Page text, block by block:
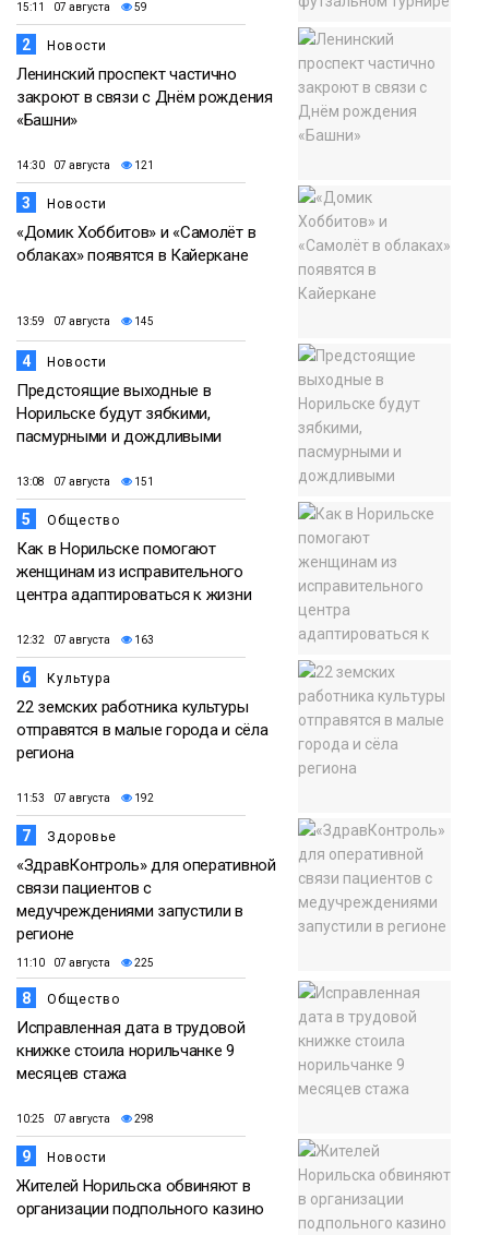
15:11 07 августа 59
2 Новости
Ленинский проспект частично
закроют в связи с Днём рождения
«Башни»
14:30 07 августа 121
3 Новости
«Домик Хоббитов» и «Самолёт в
облаках» появятся в Кайеркане
13:59 07 августа 145
4 Новости
Предстоящие выходные в
Норильске будут зябкими,
пасмурными и дождливыми
13:08 07 августа 151
5 Общество
Как в Норильске помогают
женщинам из исправительного
центра адаптироваться к жизни
12:32 07 августа 163
6 Культура
22 земских работника культуры
отправятся в малые города и сёла
региона
11:53 07 августа 192
7 Здоровье
«ЗдравКонтроль» для оперативной
связи пациентов с
медучреждениями запустили в
регионе
11:10 07 августа 225
8 Общество
Исправленная дата в трудовой
книжке стоила норильчанке 9
месяцев стажа
10:25 07 августа 298
9 Новости
Жителей Норильска обвиняют в
организации подпольного казино